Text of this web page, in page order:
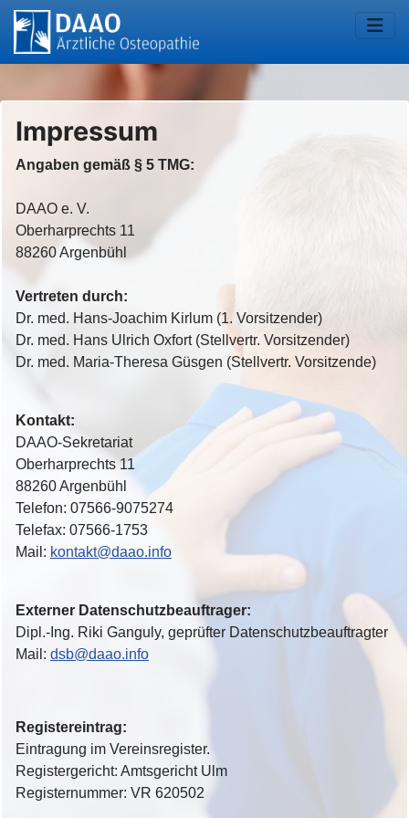
Impressum
Angaben gemäß § 5 TMG:
DAAO e. V.
Oberharprechts 11
88260 Argenbühl
Vertreten durch:
Dr. med. Hans-Joachim Kirlum (1. Vorsitzender)
Dr. med. Hans Ulrich Oxfort (Stellvertr. Vorsitzender)
Dr. med. Maria-Theresa Güsgen (Stellvertr. Vorsitzende)
Kontakt:
DAAO-Sekretariat
Oberharprechts 11
88260 Argenbühl
Telefon: 07566-9075274
Telefax: 07566-1753
Mail: kontakt@daao.info
Externer Datenschutzbeauftrager:
Dipl.-Ing. Riki Ganguly, geprüfter Datenschutzbeauftragter
Mail: dsb@daao.info
Registereintrag:
Eintragung im Vereinsregister.
Registergericht: Amtsgericht Ulm
Registernummer: VR 620502